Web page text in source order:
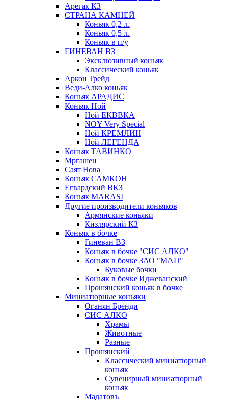
Арегак КЗ
СТРАНА КАМНЕЙ
Коньяк 0,2 л.
Коньяк 0,5 л.
Коньяк в п/у
ГИНЕВАН ВЗ
Эксклюзивный коньяк
Классический коньяк
Аркон Трейд
Веди-Алко коньяк
Коньяк АРАДИС
Коньяк Ной
Ной ЕКВВКА
NOY Very Special
Ной КРЕМЛИН
Ной ЛЕГЕНДА
Коньяк ТАВИНКО
Мргашен
Саят Нова
Коньяк САМКОН
Егвардский ВКЗ
Коньяк MARASI
Другие производители коньяков
Армянские коньяки
Кизлярский КЗ
Коньяк в бочке
Гиневан ВЗ
Коньяк в бочке "СИС АЛКО"
Коньяк в бочке ЗАО "МАП"
Буковые бочки
Коньяк в бочке Иджеванский
Прошянский коньяк в бочке
Миниатюрные коньяки
Оганян Бренди
СИС АЛКО
Храмы
Животные
Разные
Прошянский
Классический миниатюрный
коньяк
Сувенирный миниатюрный
коньяк
Мадатовъ